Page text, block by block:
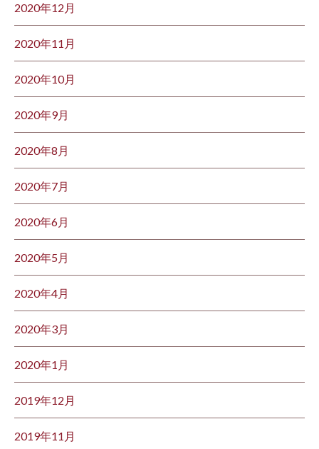
2020年12月
2020年11月
2020年10月
2020年9月
2020年8月
2020年7月
2020年6月
2020年5月
2020年4月
2020年3月
2020年1月
2019年12月
2019年11月